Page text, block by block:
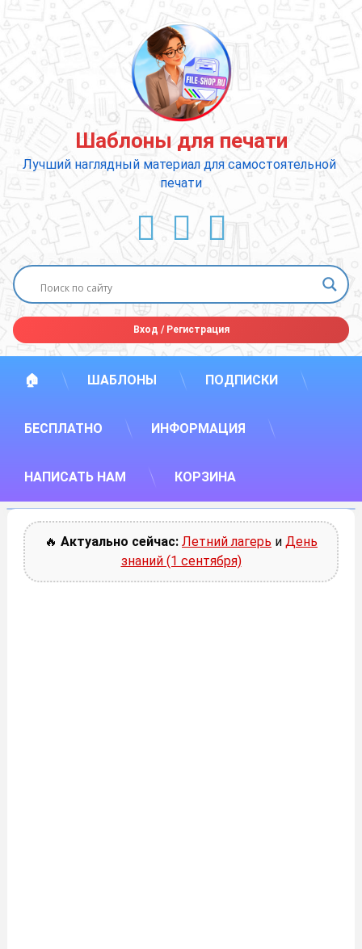
содержимому
Шаблоны для печати
Лучший наглядный материал для самостоятельной
печати
ВКонтакте
YouTube
E-mail
Вход /Регистрация
🏠 ШАБЛОНЫ ПОДПИСКИ
БЕСПЛАТНО ИНФОРМАЦИЯ
НАПИСАТЬ НАМ КОРЗИНА
🔥 Актуально сейчас: Летний лагерь и День
знаний (1 сентября)